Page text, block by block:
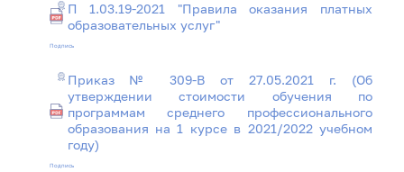
П 1.03.19-2021 "Правила оказания платных
образовательных услуг"
Подпись
Приказ № 309-В от 27.05.2021 г. (Об
утверждении стоимости обучения по
программам среднего профессионального
образования на 1 курсе в 2021/2022 учебном
году)
Подпись